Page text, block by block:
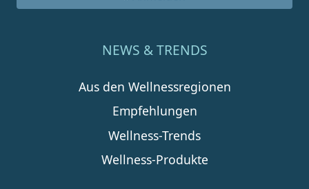
NEWS & TRENDS
Aus den Wellnessregionen
Empfehlungen
Wellness-Trends
Wellness-Produkte